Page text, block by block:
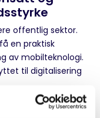
offentlig sektor.
en praktisk
av mobilteknologi.
til digitalisering